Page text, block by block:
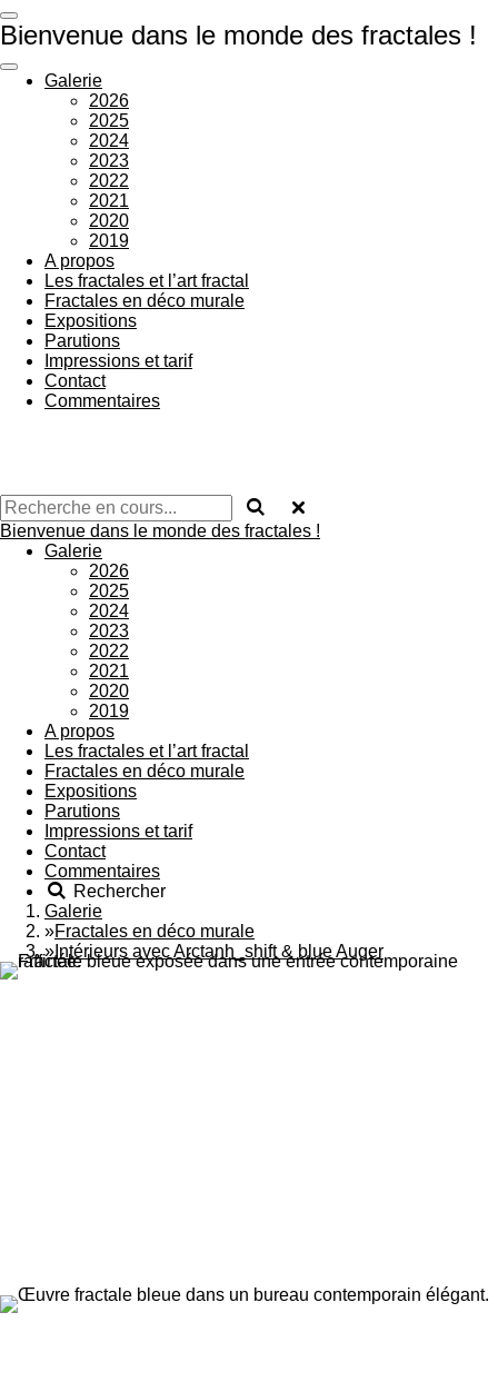
Passer
au
contenu
principal
Bienvenue dans le monde des fractales !
Galerie
2026
2025
2024
2023
2022
2021
2020
2019
A propos
Les fractales et l’art fractal
Fractales en déco murale
Expositions
Parutions
Impressions et tarif
Contact
Commentaires
Bienvenue dans le monde des fractales !
Galerie
2026
2025
2024
2023
2022
2021
2020
2019
A propos
Les fractales et l’art fractal
Fractales en déco murale
Expositions
Parutions
Impressions et tarif
Contact
Commentaires
Rechercher
Galerie
»Fractales en déco murale
»Intérieurs avec Arctanh_shift & blue Auger